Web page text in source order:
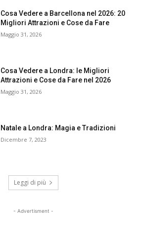
Cosa Vedere a Barcellona nel 2026: 20
Migliori Attrazioni e Cose da Fare
Maggio 31, 2026
Cosa Vedere a Londra: le Migliori
Attrazioni e Cose da Fare nel 2026
Maggio 31, 2026
Natale a Londra: Magia e Tradizioni
Dicembre 7, 2023
Leggi di più
- Advertisment -